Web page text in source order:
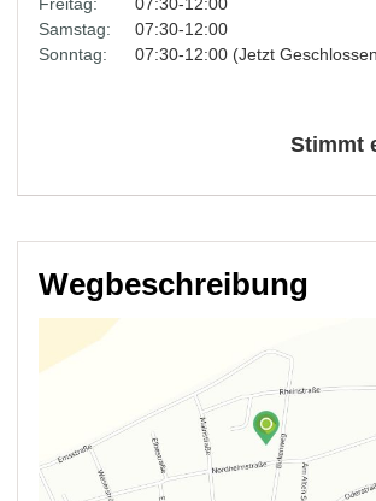
Samstag:
07:30-12:00
Sonntag:
07:30-12:00 (Jetzt
Stimmt
Wegbeschreibung